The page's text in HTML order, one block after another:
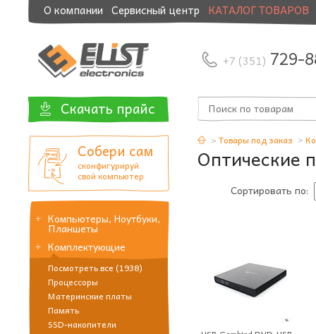
О компании Сервисный центр КАТАЛОГ ТОВАРОВ
+7 (351) 729-
Скачать прайс
Собери сам
сконфигурируй
свой компьютер
Компьютеры, Ноутбуки,
Планшеты
Комплектующие
Посмотреть все (1938)
Процессоры
Материнские платы
Память
SSD-накопители
Товары под заказ
Оптические
Сортировать по: